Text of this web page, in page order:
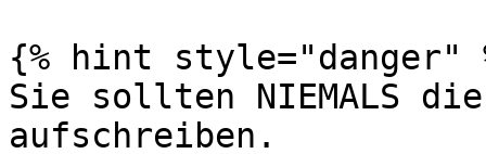
{% hint style="danger"
Sie sollten NIEMALS
aufschreiben.